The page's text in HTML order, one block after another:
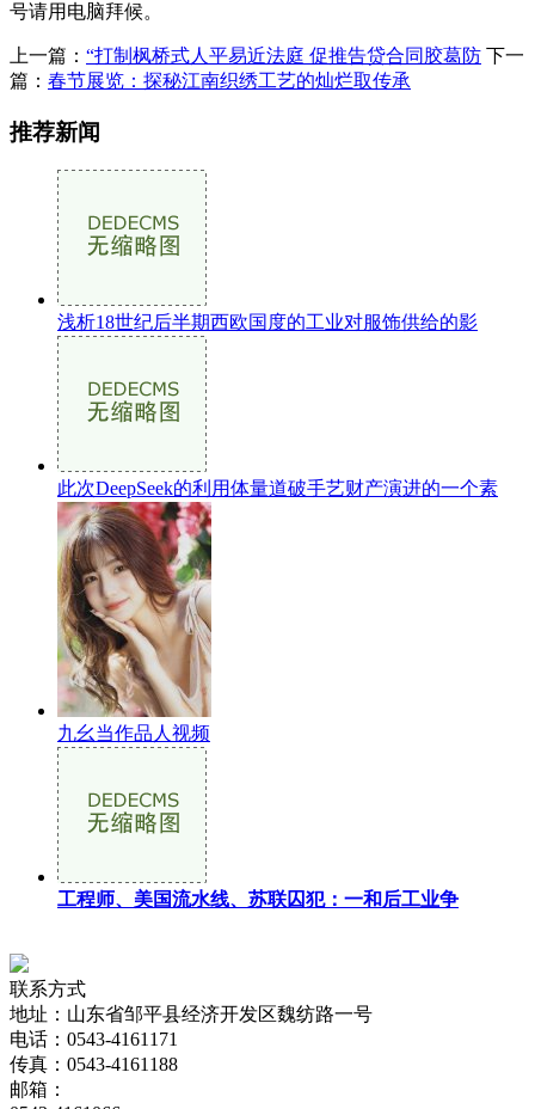
号请用电脑拜候。
上一篇： “打制枫桥式人平易近法庭 促推告贷合同胶葛防 下一
篇： 春节展览：探秘江南织绣工艺的灿烂取传承
推荐新闻
浅析18世纪后半期西欧国度的工业对服饰供给的影
此次DeepSeek的利用体量道破手艺财产演进的一个素
九幺当作品人视频
工程师、美国流水线、苏联囚犯：一和后工业争
联系方式
地址：山东省邹平县经济开发区魏纺路一号
电话：0543-4161171
传真：0543-4161188
邮箱：